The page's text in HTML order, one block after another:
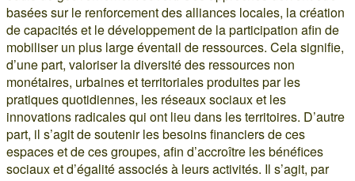
basées sur le renforcement des alliances locales, la création
de capacités et le développement de la participation afin de
mobiliser un plus large éventail de ressources. Cela signifie,
d’une part, valoriser la diversité des ressources non
monétaires, urbaines et territoriales produites par les
pratiques quotidiennes, les réseaux sociaux et les
innovations radicales qui ont lieu dans les territoires. D’autre
part, il s’agit de soutenir les besoins financiers de ces
espaces et de ces groupes, afin d’accroître les bénéfices
sociaux et d’égalité associés à leurs activités. Il s’agit, par